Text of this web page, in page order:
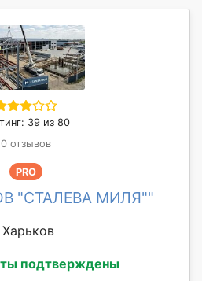
39 из 80
0 отзывов
PRO
"СТАЛЕВА МИЛЯ""
Харьков
подтверждены